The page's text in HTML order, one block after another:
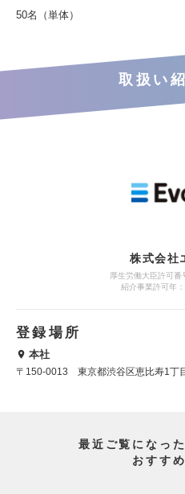
50名（単体）
取扱い
株式会社
厚生労働大臣許可番
紹介事業許可年
登録場所
本社
〒150-0013 東京都渋谷区恵比寿1丁
最近ご覧になっ
おすす